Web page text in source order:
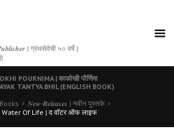
| ग्रंथसेवेची ५० वर्षे |
POURNIMA | काळोखी पौर्णिमा
TANTYA BHIL (ENGLISH BOOK)
Books
𝑵𝒆𝒘-𝑹𝒆𝒍𝒆𝒂𝒔𝒆𝒔 | नवीन पुस्तके
Water Of Life | द वॉटर ऑफ लाइफ